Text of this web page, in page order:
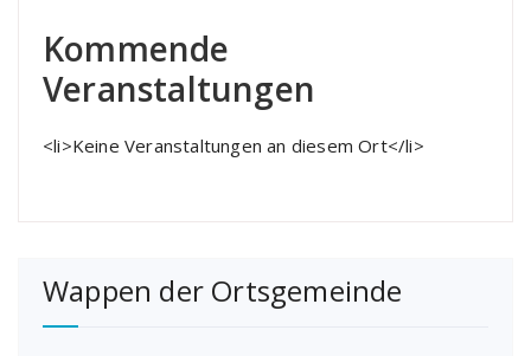
Kommende
Veranstaltungen
<li>Keine Veranstaltungen an diesem Ort</li>
Wappen der Ortsgemeinde